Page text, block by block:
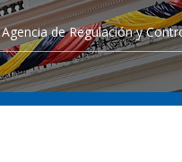
Agencia de Regulación y